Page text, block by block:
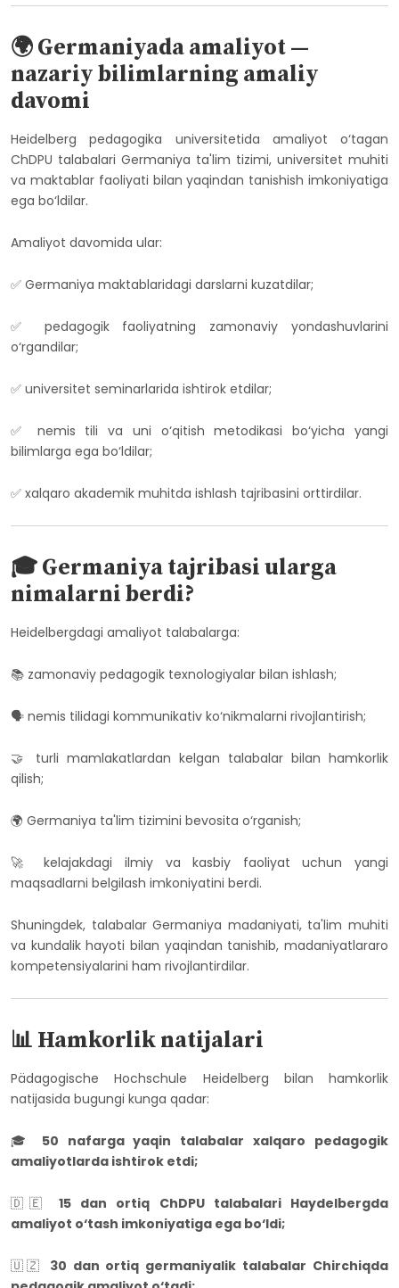
🌍 Germaniyada amaliyot —
nazariy bilimlarning amaliy
davomi
Heidelberg pedagogika universitetida amaliyot o‘tagan
ChDPU talabalari Germaniya ta'lim tizimi, universitet muhiti
va maktablar faoliyati bilan yaqindan tanishish imkoniyatiga
ega bo‘ldilar.
Amaliyot davomida ular:
✅ Germaniya maktablaridagi darslarni kuzatdilar;
✅ pedagogik faoliyatning zamonaviy yondashuvlarini
o‘rgandilar;
✅ universitet seminarlarida ishtirok etdilar;
✅ nemis tili va uni o‘qitish metodikasi bo‘yicha yangi
bilimlarga ega bo‘ldilar;
✅ xalqaro akademik muhitda ishlash tajribasini orttirdilar.
🎓 Germaniya tajribasi ularga
nimalarni berdi?
Heidelbergdagi amaliyot talabalarga:
📚 zamonaviy pedagogik texnologiyalar bilan ishlash;
🗣️ nemis tilidagi kommunikativ ko‘nikmalarni rivojlantirish;
🤝 turli mamlakatlardan kelgan talabalar bilan hamkorlik
qilish;
🌍 Germaniya ta'lim tizimini bevosita o‘rganish;
🚀 kelajakdagi ilmiy va kasbiy faoliyat uchun yangi
maqsadlarni belgilash imkoniyatini berdi.
Shuningdek, talabalar Germaniya madaniyati, ta'lim muhiti
va kundalik hayoti bilan yaqindan tanishib, madaniyatlararo
kompetensiyalarini ham rivojlantirdilar.
📊 Hamkorlik natijalari
Pädagogische Hochschule Heidelberg bilan hamkorlik
natijasida bugungi kunga qadar:
🎓 50 nafarga yaqin talabalar xalqaro pedagogik
amaliyotlarda ishtirok etdi;
🇩🇪 15 dan ortiq ChDPU talabalari Haydelbergda
amaliyot o‘tash imkoniyatiga ega bo‘ldi;
🇺🇿 30 dan ortiq germaniyalik talabalar Chirchiqda